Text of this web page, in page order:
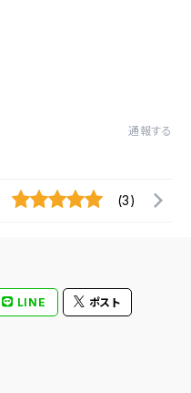
通報する
(3)
LINE ポスト